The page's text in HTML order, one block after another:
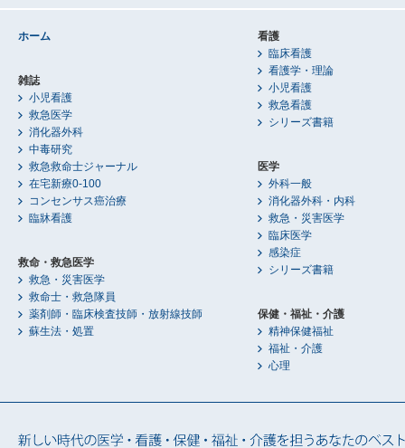
ホーム
雑誌
小児看護
救急医学
消化器外科
中毒研究
救急救命士ジャーナル
在宅新療0-100
コンセンサス癌治療
臨牀看護
救命・救急医学
救急・災害医学
救命士・救急隊員
薬剤師・臨床検査技師・放射線技師
蘇生法・処置
看護
臨床看護
看護学・理論
小児看護
救急看護
シリーズ書籍
医学
外科一般
消化器外科・内科
救急・災害医学
臨床医学
感染症
シリーズ書籍
保健・福祉・介護
精神保健福祉
福祉・介護
心理